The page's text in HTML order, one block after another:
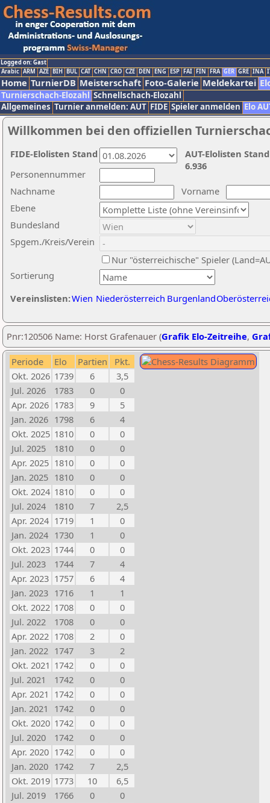
Logged on: Gast
Arabic ARM AZE BIH BUL CAT CHN CRO CZE DEN ENG ESP FAI FIN FRA GER GRE INA
Home TurnierDB Meisterschaft Foto-Galerie Meldekartei
Turnierschach-Elozahl Schnellschach-Elozahl
Allgemeines Turnier anmelden: AUT FIDE Spieler anmelden Elo
Willkommen bei den offiziellen
Nachname
Vorname
Ebene
Sortierung
Personennummer
Bundesland
Spgem./Kreis/Verein
Nur "österreichische" Spieler
Vereinslisten:Wien Niederösterreich Burgenland
AUT-Elolisten
6.936
FIDE-Elolisten Stand
Pnr:120506 Name: Horst Grafenauer (Grafik Elo-Zeitreihe,
Periode Elo Partien
Pkt.
Okt. 2026 1739 6
3,5
Jul. 2026
1783 0
0
Apr. 2026 1783 9
5
Jan. 2026 1798 6
4
Okt. 2025 1810 0
0
Jul. 2025
1810 0
0
Apr. 2025 1810 0
0
Jan. 2025 1810 0
0
Okt. 2024 1810 0
0
Jul. 2024
1810 7
2,5
Apr. 2024 1719 1
0
Jan. 2024 1730 1
0
Okt. 2023 1744 0
0
Jul. 2023
1744 7
4
Apr. 2023 1757 6
4
Jan. 2023 1716 1
1
Okt. 2022 1708 0
0
Jul. 2022
1708 0
0
Apr. 2022 1708 2
0
Jan. 2022 1747 3
2
Okt. 2021 1742 0
0
Jul. 2021
1742 0
0
Apr. 2021 1742 0
0
Jan. 2021
1742 0
0
Okt. 2020 1742 0
0
Jul. 2020
1742 0
0
Apr. 2020 1742 0
0
Jan. 2020 1742 7
2,5
Okt. 2019 1773 10
6,5
Jul. 2019
1766 0
0